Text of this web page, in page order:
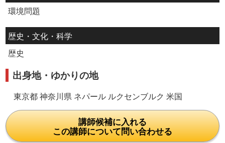
環境問題
歴史・文化・科学
歴史
出身地・ゆかりの地
東京都 神奈川県 ネパール ルクセンブルク 米国
講師候補に入れる
この講師について問い合わせる